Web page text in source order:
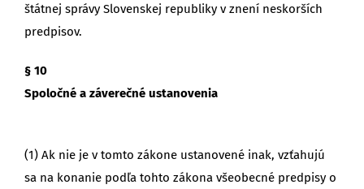
štátnej správy Slovenskej republiky v znení neskorších
predpisov.
§ 10
Spoločné a záverečné ustanovenia
(1) Ak nie je v tomto zákone ustanovené inak, vzťahujú
sa na konanie podľa tohto zákona všeobecné predpisy o